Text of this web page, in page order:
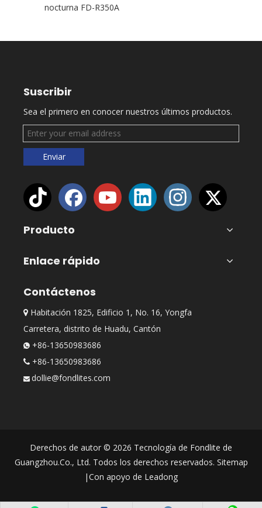
nocturna FD-R350A
Suscribir
Sea el primero en conocer nuestros últimos productos.
Enviar
Producto
Enlace rápido
Contáctenos
 Habitación 1825, Edificio 1, No. 16, Yongfa
Carretera, distrito de Huadu, Cantón
 +86-13650983686
 +86-13650983686
 dollie@fondlites.com
Derechos de autor © 2026 Tecnología de Fondlite de
Guangzhou.Co., Ltd. Todos los derechos reservados. Sitemap
|Con apoyo de Leadong